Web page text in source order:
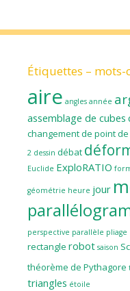
Étiquettes – mots-
aire angles année
assemblage de cubes
changement de point
2 dessin débat
Euclide ExploRATIO
géométrie heure jour
perspective parallèle pliage
rectangle robot saison
théorème de Pythagore
triangles étoile